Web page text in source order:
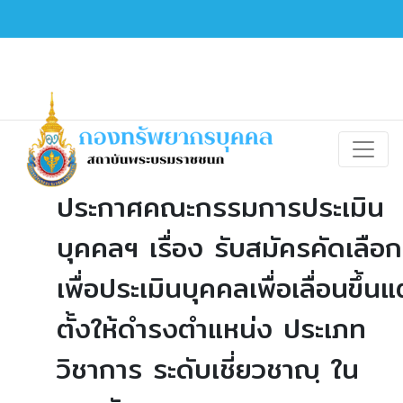
ประกาศคณะกรรมการประเมิน
บุคคลฯ เรื่อง รับสมัครคัดเลือก
เพื่อประเมินบุคคลเพื่อเลื่อนขึ้น
ตั้งให้ดำรงตำแหน่ง ประเภท
วิชาการ ระดับเชี่ยวชาญฺ ใน